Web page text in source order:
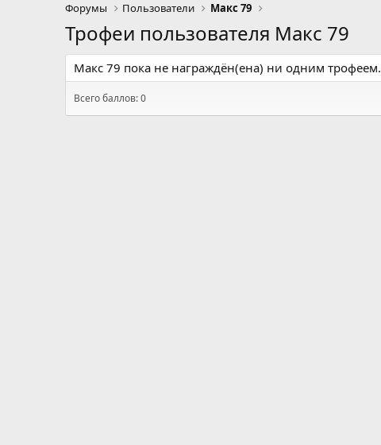
Форумы Пользователи Макс 79
Трофеи пользователя Макс 79
Макс 79 пока не награждён(ена) ни одним трофеем.
Всего баллов: 0